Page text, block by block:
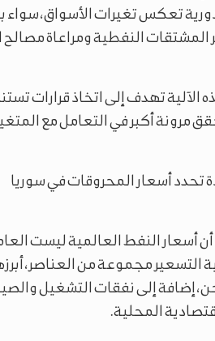
تعكس تغيرات الأسواق، سواء
المشتقات النفطية ومراعاة
الآلية تهدف إلى اتخاذ قرارات
مرونة أكبر في التعامل مع
تحدد أسعار المحروقات في سوريا
أسعار النفط العالمية ليست
التسعير مجموعة من العناصر،
إضافة إلى نفقات التشغيل
المحلية.